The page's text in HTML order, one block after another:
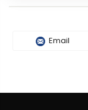
Email